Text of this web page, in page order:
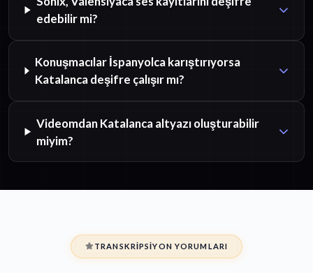
edebilir mi?
Konuşmacılar İspanyolca karıştırıyorsa
Katalanca deşifre çalışır mı?
Videomdan Katalanca altyazı oluşturabilir
miyim?
TRANSKRIPSIYON YORUMLARI